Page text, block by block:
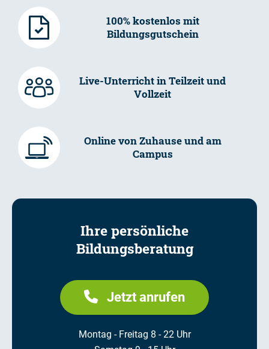
100% kostenlos mit
Bildungsgutschein
Live-Unterricht in Teilzeit und
Vollzeit
Online von Zuhause und am
Campus
Ihre persönliche
Bildungsberatung
Jetzt anrufen
Montag - Freitag 8 - 22 Uhr